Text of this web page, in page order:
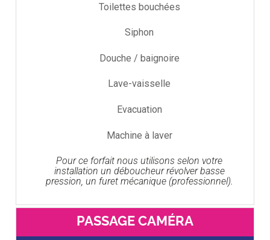
Toilettes bouchées
Siphon
Douche / baignoire
Lave-vaisselle
Evacuation
Machine à laver
Pour ce forfait nous utilisons selon votre
installation un déboucheur révolver basse
pression, un furet mécanique (professionnel).
PASSAGE CAMÉRA